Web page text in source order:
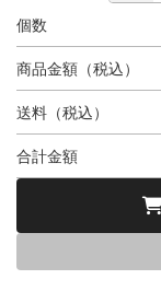
個数
商品金額（税込）
送料（税込）
合計金額